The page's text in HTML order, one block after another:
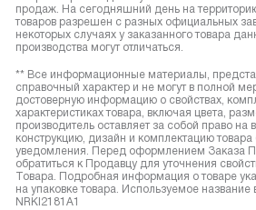
продаж. На сегодняшний день на
товаров разрешен с разных официальных
некоторых случаях у заказанного товара
производства могут отличаться.
** Все информационные материалы,
справочный характер и не могут в полной
достоверную информацию о свойствах,
характеристиках товара, включая цвета,
производитель оставляет за собой право на
конструкцию, дизайн и комплектацию товара
уведомления. Перед оформлением Заказа
обратиться к Продавцу для уточнения
Товара. Подробная информация о товаре
на упаковке товара. Используемое название
NRKI2181A1